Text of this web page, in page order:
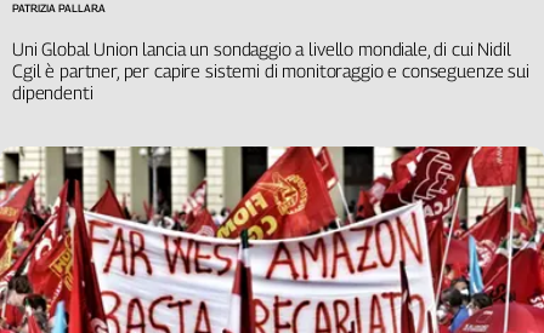
Uni Global Union lancia un sondaggio a livello mondiale, di cui Nidil
Cgil è partner, per capire sistemi di monitoraggio e conseguenze sui
dipendenti
PATRIZIA PALLARA